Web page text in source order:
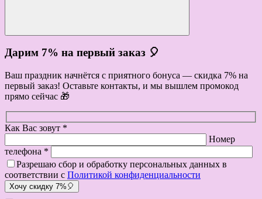
Дарим 7% на первый заказ 🎈
Ваш праздник начнётся с приятного бонуса — скидка 7% на
первый заказ! Оставьте контакты, и мы вышлем промокод
прямо сейчас 🎁
Как Вас зовут *
Номер
телефона *
Разрешаю сбор и обработку персональных данных в
соответствии с Политикой конфиденциальности
Хочу скидку 7%🎈